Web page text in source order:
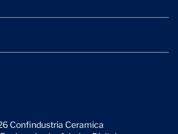
Confindustria Ceramica